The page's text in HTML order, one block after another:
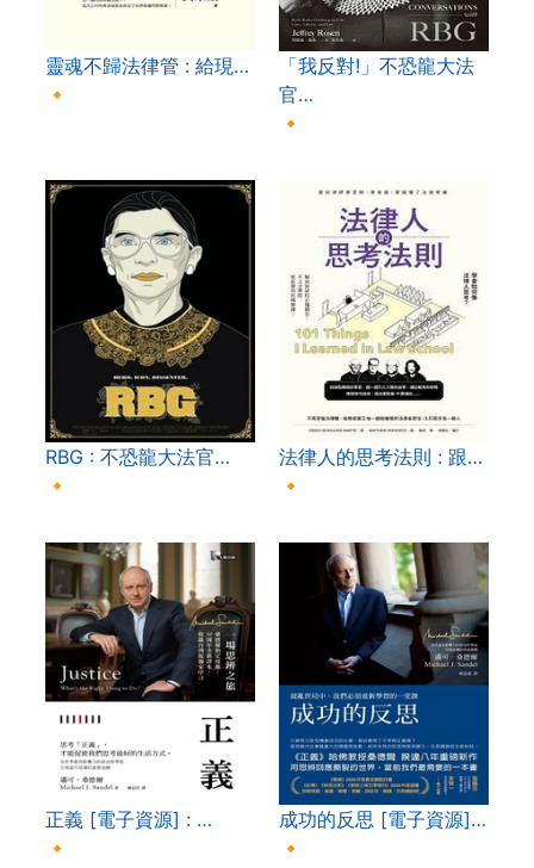
靈魂不歸法律管 : 給現…
🔸
「我反對!」不恐龍大法
官…
🔸
RBG : 不恐龍大法官…
🔸
法律人的思考法則 : 跟…
🔸
正義 [電子資源] : …
🔸
成功的反思 [電子資源]…
🔸